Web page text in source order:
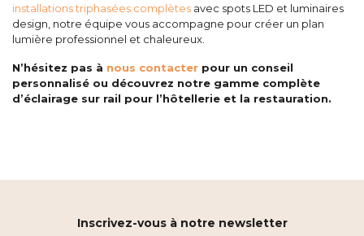
installations triphasées complètes avec spots LED et luminaires
design, notre équipe vous accompagne pour créer un plan
lumière professionnel et chaleureux.
N’hésitez pas à nous contacter pour un conseil
personnalisé ou découvrez notre gamme complète
d’éclairage sur rail pour l’hôtellerie et la restauration.
Inscrivez-vous à notre newsletter